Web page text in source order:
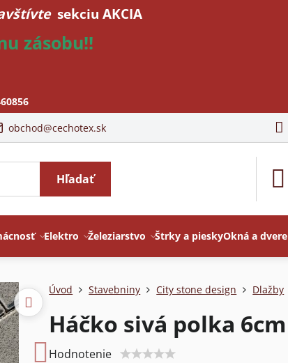
sekciu AKCIA
zásobu!!
obchod@cechotex.sk
Hľadať
Elektro Železiarstvo Štrky a pieskyOkná a dvere
Úvod Stavebniny City stone design Dlažby
Háčko sivá polka 6cm
Hodnotenie